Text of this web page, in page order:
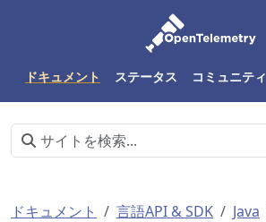
ドキュメント ステータス コミュニティ
ドキュメント 言語API & SDK Java